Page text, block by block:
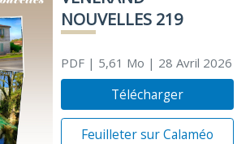
NOUVELLES 219
PDF| 5,61 Mo | 28 Avril 2026
Télécharger
Feuilleter sur Calaméo